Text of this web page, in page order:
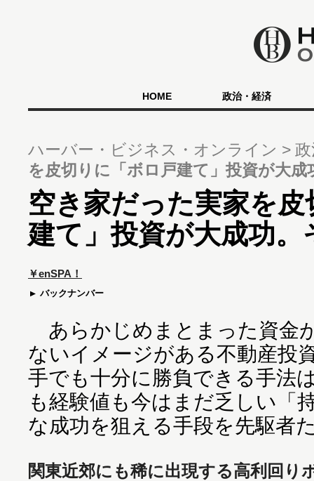
HOME 政治・経済
ハーバー・ビジネス・オンライン
を皮切りに「ボロ戸建て」投資が大
空き家だった実家を
建て」投資が大成功
￥enSPA！
バックナンバー
あらかじめまとまった資金
ないイメージがある不動産投
手でも十分に勝負できる手法
も経験値も今はまだ乏しい「
な成功を狙える手段を先駆者
関東近郊にも稀に出現する高利回り